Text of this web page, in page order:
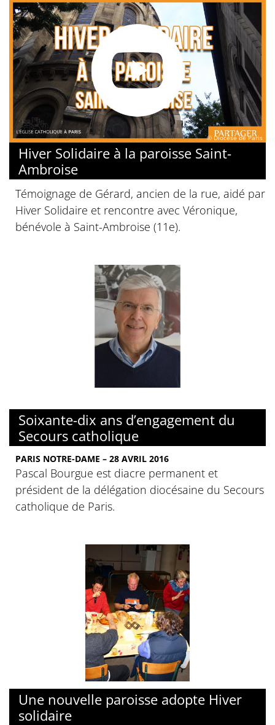
© Diocèse de Paris
Hiver Solidaire à la paroisse Saint-
Ambroise
Témoignage de Gérard, ancien de la rue, aidé par
Hiver Solidaire et rencontre avec Véronique,
bénévole à Saint-Ambroise (11e).
Soixante-dix ans d’engagement du
Secours catholique
PARIS NOTRE-DAME – 28 AVRIL 2016
Pascal Bourgue est diacre permanent et
président de la délégation diocésaine du Secours
catholique de Paris.
Une nouvelle paroisse adopte Hiver
solidaire